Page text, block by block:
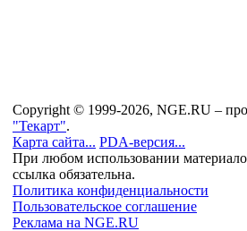
Copyright © 1999-2026, NGE.RU –
"Текарт".
Карта сайта... PDA-версия...
При любом использовании
ссылка обязательна.
Политика конфиденциальности
Пользовательское соглашение
Реклама на NGE.RU